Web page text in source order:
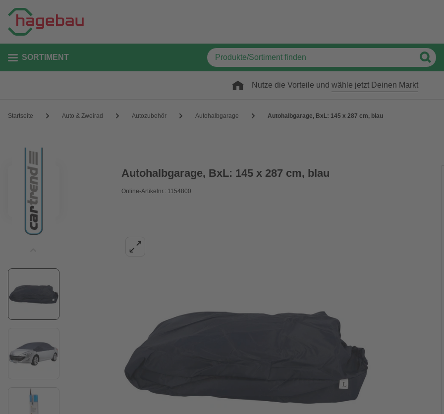
SORTIMENT
Nutze die Vorteile und wähle jetzt Deinen Markt
Startseite Auto & Zweirad Autozubehör Autohalbgarage Autohalbgarage, BxL: 145 x 287 cm, blau
Autohalbgarage, BxL: 145 x 287 cm, blau
Online-Artikelnr.: 1154800